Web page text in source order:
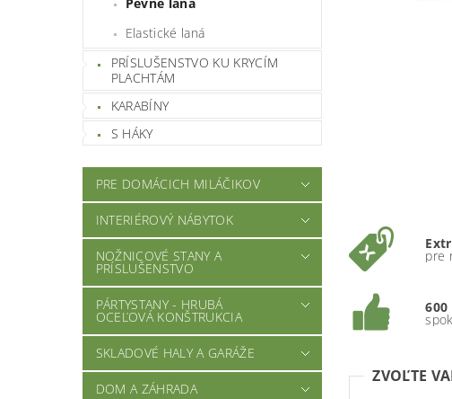
Elastické laná
PRÍSLUŠENSTVO KU KRYCÍM
PLACHTÁM
KARABÍNY
S HÁKY
PRE DOMÁCICH MILÁČIKOV
INTERIÉROVÝ NÁBYTOK
NOŽNICOVÉ STANY A
PRÍSLUŠENSTVO
PÁRTYSTANY - HRUBÁ
OCEĽOVÁ KONŠTRUKCIA
SKLADOVÉ HALY A GARÁŽE
DOM A ZÁHRADA
pre
600
ZVOĽTE